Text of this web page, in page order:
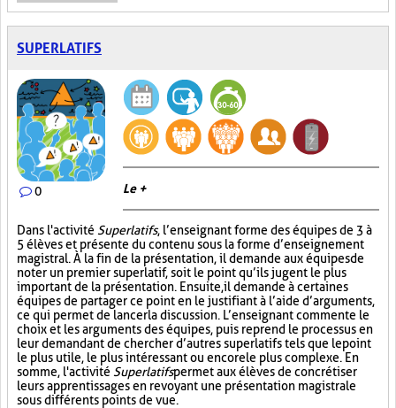
SUPERLATIFS
0 Le +
Dans l'activité Superlatifs, l’enseignant forme des équipes de 3 à
5 élèves et présente du contenu sous la forme d’enseignement
magistral. À la fin de la présentation, il demande aux équipes de
noter un premier superlatif, soit le point qu’ils jugent le plus
important de la présentation. Ensuite, il demande à certaines
équipes de partager ce point en le justifiant à l’aide d’arguments,
ce qui permet de lancer la discussion. L’enseignant commente le
choix et les arguments des équipes, puis reprend le processus en
leur demandant de chercher d’autres superlatifs tels que le point
le plus utile, le plus intéressant ou encore le plus complexe. En
somme, l'activité Superlatifspermet aux élèves de concrétiser
leurs apprentissages en revoyant une présentation magistrale
sous différents points de vue.